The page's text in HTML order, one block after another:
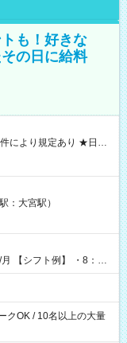
も！好きな
の日に給料
金GET♪ お仕事後はコ
期間】試
：大宮駅）
00
クOK / 10名以上の大量